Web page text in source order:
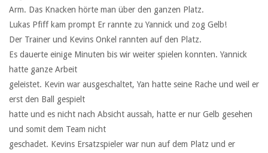
Arm. Das Knacken hörte man über den ganzen Platz.
Lukas Pfiff kam prompt Er rannte zu Yannick und zog Gelb!
Der Trainer und Kevins Onkel rannten auf den Platz.
Es dauerte einige Minuten bis wir weiter spielen konnten. Yannick
hatte ganze Arbeit
geleistet. Kevin war ausgeschaltet, Yan hatte seine Rache und weil er
erst den Ball gespielt
hatte und es nicht nach Absicht aussah, hatte er nur Gelb gesehen
und somit dem Team nicht
geschadet. Kevins Ersatzspieler war nun auf dem Platz und er